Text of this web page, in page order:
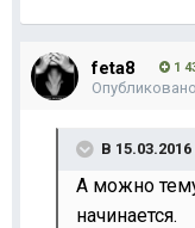
feta8 1
Опубликовано
В 15.03.2016
А можно
начинается.